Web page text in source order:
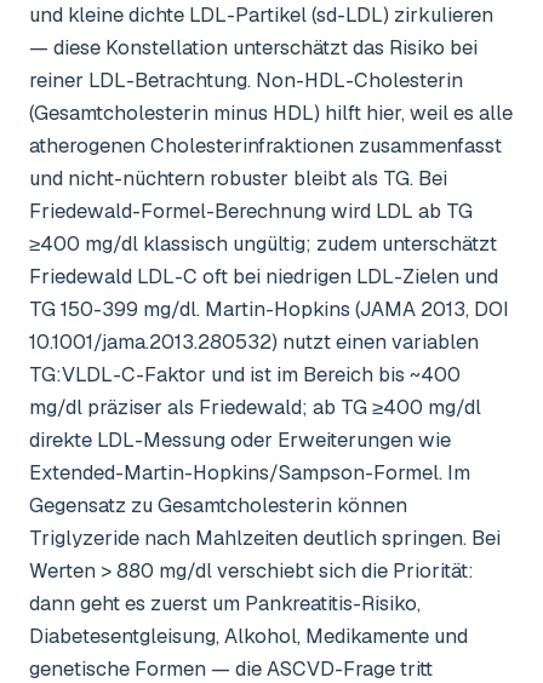
und kleine dichte LDL-Partikel (sd-LDL) zirkulieren
— diese Konstellation unterschätzt das Risiko bei
reiner LDL-Betrachtung. Non-HDL-Cholesterin
(Gesamtcholesterin minus HDL) hilft hier, weil es alle
atherogenen Cholesterinfraktionen zusammenfasst
und nicht-nüchtern robuster bleibt als TG. Bei
Friedewald-Formel-Berechnung wird LDL ab TG
≥400 mg/dl klassisch ungültig; zudem unterschätzt
Friedewald LDL-C oft bei niedrigen LDL-Zielen und
TG 150-399 mg/dl. Martin-Hopkins (JAMA 2013, DOI
10.1001/jama.2013.280532) nutzt einen variablen
TG:VLDL-C-Faktor und ist im Bereich bis ~400
mg/dl präziser als Friedewald; ab TG ≥400 mg/dl
direkte LDL-Messung oder Erweiterungen wie
Extended-Martin-Hopkins/Sampson-Formel. Im
Gegensatz zu Gesamtcholesterin können
Triglyzeride nach Mahlzeiten deutlich springen. Bei
Werten > 880 mg/dl verschiebt sich die Priorität:
dann geht es zuerst um Pankreatitis-Risiko,
Diabetesentgleisung, Alkohol, Medikamente und
genetische Formen — die ASCVD-Frage tritt